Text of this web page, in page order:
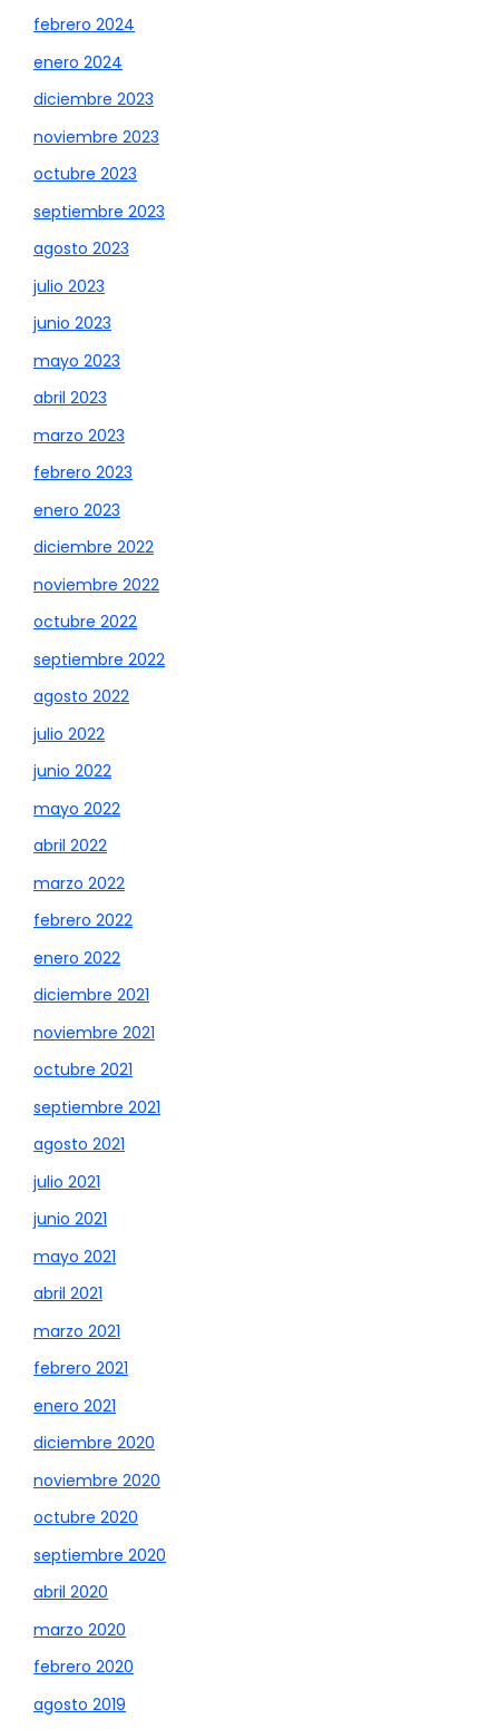
febrero 2024
enero 2024
diciembre 2023
noviembre 2023
octubre 2023
septiembre 2023
agosto 2023
julio 2023
junio 2023
mayo 2023
abril 2023
marzo 2023
febrero 2023
enero 2023
diciembre 2022
noviembre 2022
octubre 2022
septiembre 2022
agosto 2022
julio 2022
junio 2022
mayo 2022
abril 2022
marzo 2022
febrero 2022
enero 2022
diciembre 2021
noviembre 2021
octubre 2021
septiembre 2021
agosto 2021
julio 2021
junio 2021
mayo 2021
abril 2021
marzo 2021
febrero 2021
enero 2021
diciembre 2020
noviembre 2020
octubre 2020
septiembre 2020
abril 2020
marzo 2020
febrero 2020
agosto 2019